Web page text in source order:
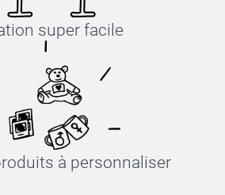
super facile
à personnaliser